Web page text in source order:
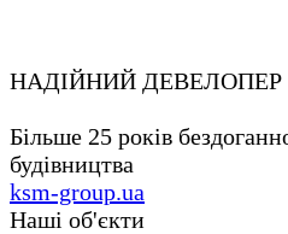
НАДІЙНИЙ ДЕВЕЛОПЕР
Більше 25 років
будівництва
ksm-group.ua
Наші об'єкти